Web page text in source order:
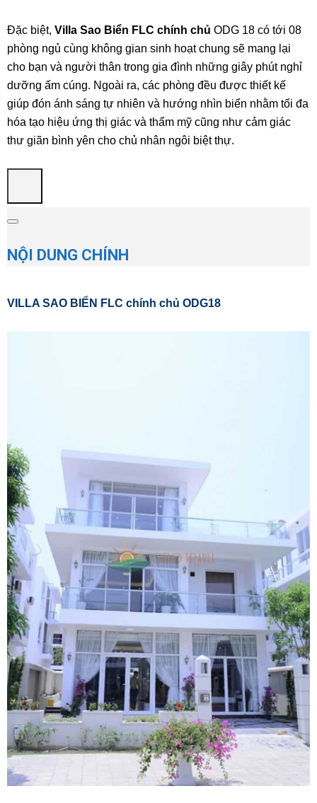
Đặc biệt, Villa Sao Biển FLC chính chủ ODG 18 có tới 08
phòng ngủ cùng không gian sinh hoạt chung sẽ mang lại
cho bạn và người thân trong gia đình những giây phút nghỉ
dưỡng ấm cúng. Ngoài ra, các phòng đều được thiết kế
giúp đón ánh sáng tự nhiên và hướng nhìn biển nhằm tối đa
hóa tạo hiệu ứng thị giác và thẩm mỹ cũng như cảm giác
thư giãn bình yên cho chủ nhân ngôi biệt thự.
NỘI DUNG CHÍNH
VILLA SAO BIỂN FLC chính chủ ODG18